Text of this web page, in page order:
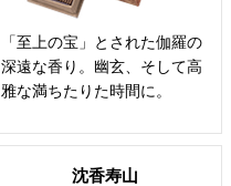
「至上の宝」とされた伽羅の
深遠な香り。幽玄、そして高
雅な満ちたりた時間に。
沈香寿山